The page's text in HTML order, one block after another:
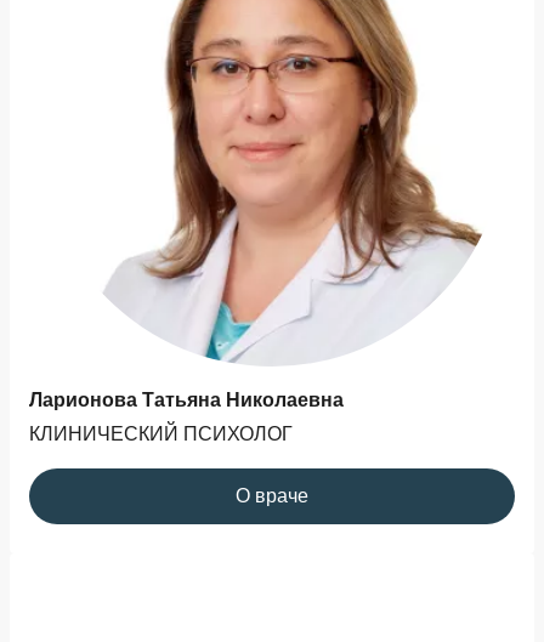
Ларионова Татьяна Николаевна
КЛИНИЧЕСКИЙ ПСИХОЛОГ
О враче